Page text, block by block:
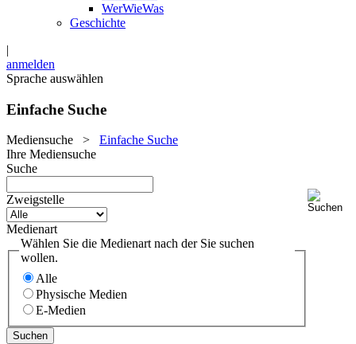
WerWieWas
Geschichte
|
anmelden
Sprache auswählen
Einfache Suche
Mediensuche > Einfache Suche
Ihre Mediensuche
Suche
Zweigstelle
Medienart
Wählen Sie die Medienart nach der Sie suchen
wollen.
Alle
Physische Medien
E-Medien